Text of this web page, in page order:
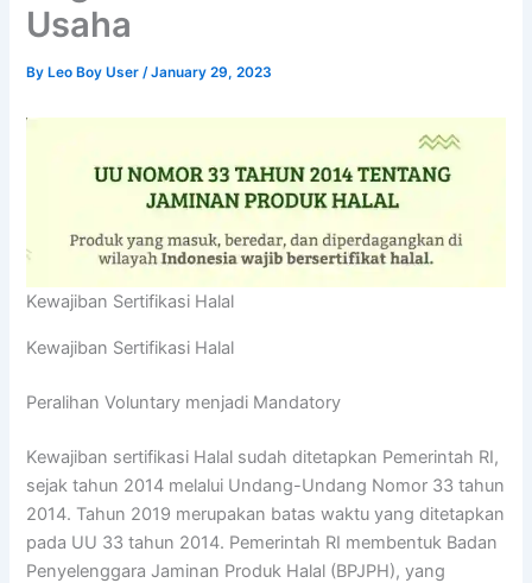
Usaha
By Leo Boy User/January 29, 2023
Kewajiban Sertifikasi Halal
Kewajiban Sertifikasi Halal
Peralihan Voluntary menjadi Mandatory
Kewajiban sertifikasi Halal sudah ditetapkan Pemerintah RI,
sejak tahun 2014 melalui Undang-Undang Nomor 33 tahun
2014. Tahun 2019 merupakan batas waktu yang ditetapkan
pada UU 33 tahun 2014. Pemerintah RI membentuk Badan
Penyelenggara Jaminan Produk Halal (BPJPH), yang